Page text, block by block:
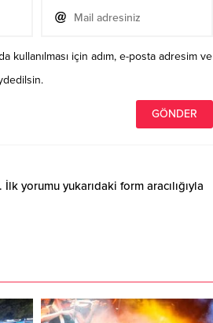
kullanılması için adım, e-posta adresim ve
İlk yorumu yukarıdaki form aracılığıyla